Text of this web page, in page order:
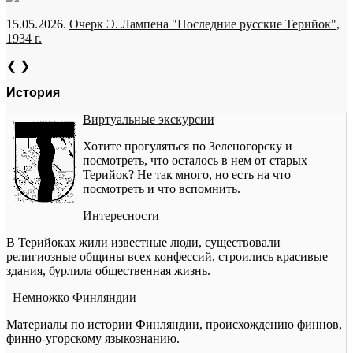
15.05.2026. Очерк Э. Лампена "Последние русские Терийок",
1934 г.
❮ ❯
История
Виртуальные экскурсии
Хотите прогуляться по Зеленогорску и
посмотреть, что осталось в нем от старых
Терийок? Не так много, но есть на что
посмотреть и что вспомнить.
Интересности
В Терийоках жили известные люди, существовали
религиозные общины всех конфессий, строились красивые
здания, бурлила общественная жизнь.
Немножко Финляндии
Материалы по истории Финляндии, происхождению финнов,
финно-угорскому языкознанию.